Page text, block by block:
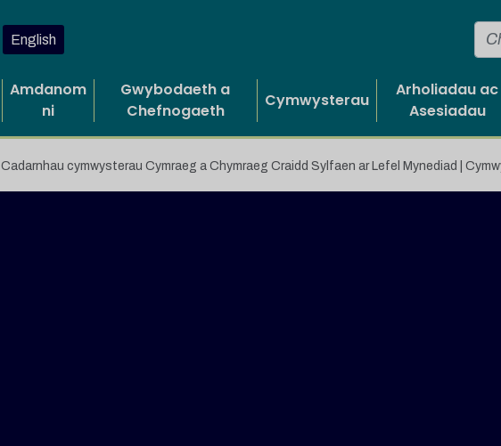
English
Amdanom
ni
Gwybodaeth a
Chefnogaeth
Cymwysterau
Arholiadau ac
Asesiadau
Cadarnhau cymwysterau Cymraeg a Chymraeg Craidd Sylfaen ar Lefel Mynediad |